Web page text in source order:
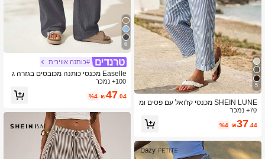
5
SHEIN LUNE מכנסי קז'ואל עם פסים ומ
ותניים אלסטיים
70+ נמכר
₪37 .44
%4
6
#כותנה אווירית
Easelle מכנסי כותנה מכובסים בגזרה ג
בוהה עם מותן ישר לנשים, אפור כהה
100+ נמכר
₪47 .04
%4